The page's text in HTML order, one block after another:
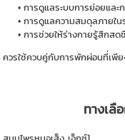
การดูแลระบบการย่อยและ
การดูแลความสมดุลภายใน
การช่วยให้ร่างกายรู้สึกสด
ควรใช้ควบคู่กับการพักผ่อนที่เพี
ทางเลื